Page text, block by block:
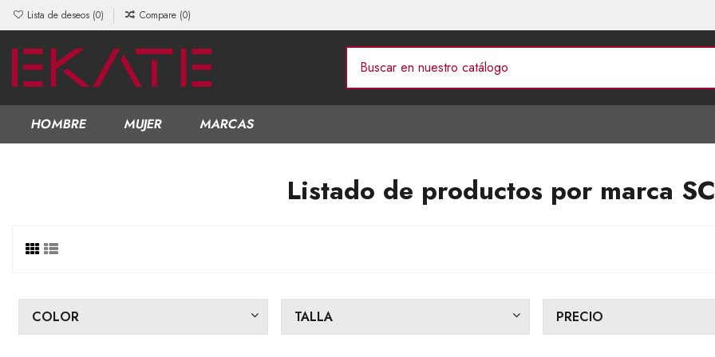
Lista de deseos (0) Compare (0)
HOMBRE MUJER MARCAS
Listado de productos por marca
COLOR TALLA PRECIO